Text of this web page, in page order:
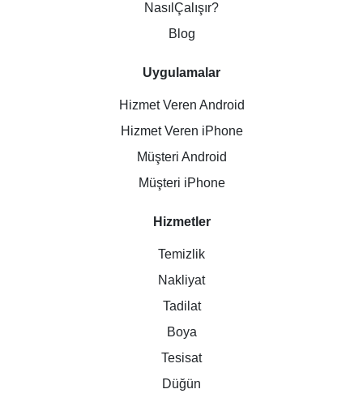
NasılÇalışır?
Blog
Uygulamalar
Hizmet Veren Android
Hizmet Veren iPhone
Müşteri Android
Müşteri iPhone
Hizmetler
Temizlik
Nakliyat
Tadilat
Boya
Tesisat
Düğün